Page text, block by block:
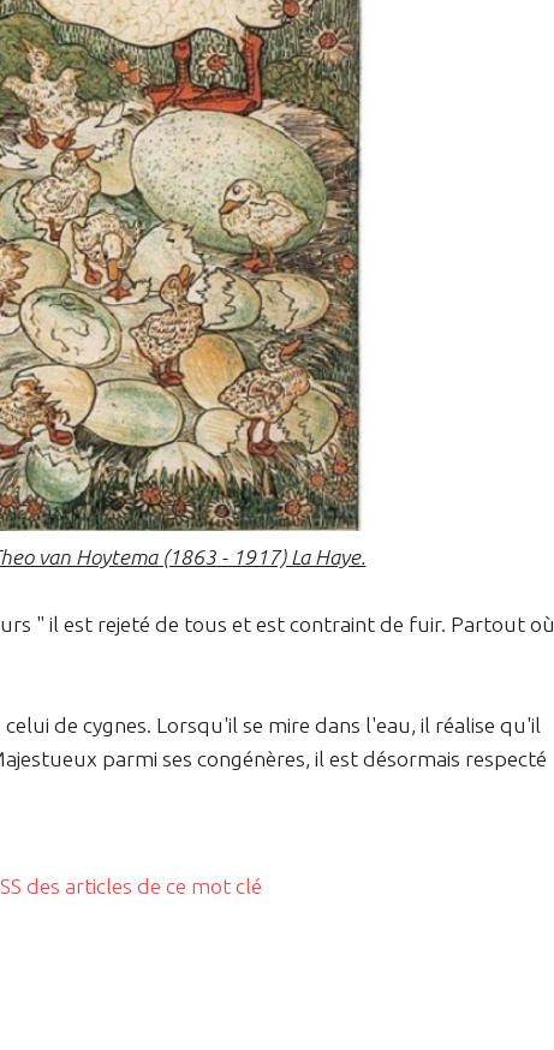
van Hoytema (1863 - 1917) La Haye.
" il est rejeté de tous et est contraint de fuir. Partout où
de cygnes. Lorsqu'il se mire dans l'eau, il réalise qu'il
parmi ses congénères, il est désormais respecté
des articles de ce mot clé